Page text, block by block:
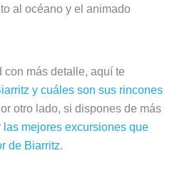
al océano y el animado
con más detalle, aquí te
y cuáles son sus rincones
otro lado, si dispones de más
las mejores excursiones que
de Biarritz.